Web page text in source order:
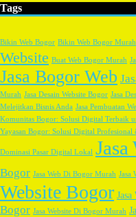
Tags
Bikin Web Bogor Bikin Web Bogor Murah
Website Buat Web Bogor Murah
Jasa Bogor Web
Murah Jasa Desain Website Bogor Jasa
Melejitkan Bisnis Anda Jasa Pembuatan
Komunitas Bogor: Solusi Digital Terbaik
Yayasan Bogor: Solusi Digital Profesional
Dominasi Pasar Digital Lokal
Bogor Jasa Web Di Bogor Murah Jasa
Website Bogor
Bogor Jasa Website Di Bogor Murah